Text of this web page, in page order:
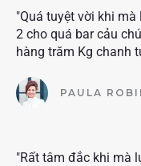
"Quá tuyệt vời khi
2 cho quá bar cảu
hàng trăm Kg chanh
PAULA
"Rất tâm đắc khi mà